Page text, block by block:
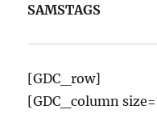
SAMSTAGS
[GDC_row]
[GDC_column